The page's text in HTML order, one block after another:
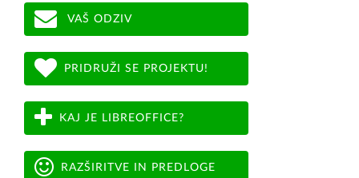
VAŠ ODZIV
PRIDRUŽI SE PROJEKTU!
KAJ JE LIBREOFFICE?
RAZŠIRITVE IN PREDLOGE